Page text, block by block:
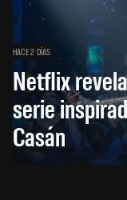
HACE 2 DÍAS
Netflix
serie
Casán